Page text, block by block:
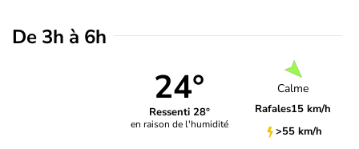
De 3h à 6h
24°
Ressenti 28°
en raison de l'humidité
Calme
Rafales15 km/h
>55 km/h